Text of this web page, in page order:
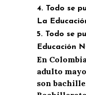
4. Todo se
La
5. Todo se
Educación
En
adulto
son